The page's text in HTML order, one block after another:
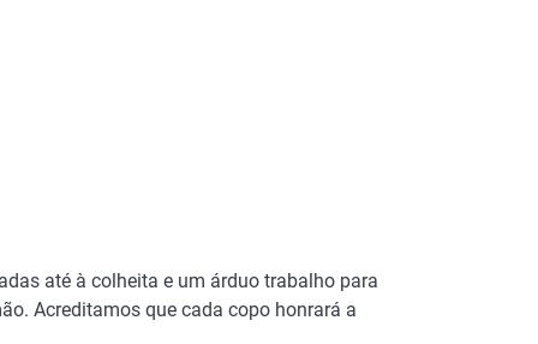
até à colheita e um árduo trabalho para
Acreditamos que cada copo honrará a